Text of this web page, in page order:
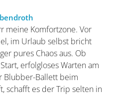
meine Komfortzone. Vor
im Urlaub selbst bricht
pures Chaos aus. Ob
erfolgloses Warten am
Blubber-Ballett beim
schafft es der Trip selten in